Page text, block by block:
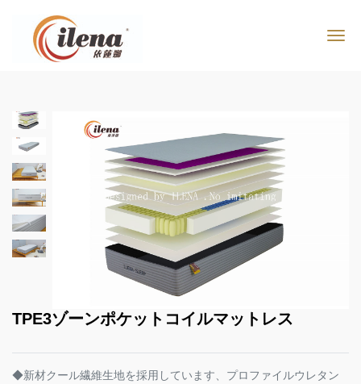
TPE3ゾーンポケットコイルマットレス
◆新材クール繊維⽣地を採用しています、プロファイルウレタン